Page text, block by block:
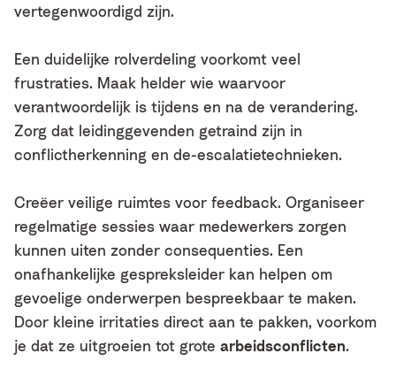
vertegenwoordigd zijn.
Een duidelijke rolverdeling voorkomt veel
frustraties. Maak helder wie waarvoor
verantwoordelijk is tijdens en na de verandering.
Zorg dat leidinggevenden getraind zijn in
conflictherkenning en de-escalatietechnieken.
Creëer veilige ruimtes voor feedback. Organiseer
regelmatige sessies waar medewerkers zorgen
kunnen uiten zonder consequenties. Een
onafhankelijke gespreksleider kan helpen om
gevoelige onderwerpen bespreekbaar te maken.
Door kleine irritaties direct aan te pakken, voorkom
je dat ze uitgroeien tot grote arbeidsconflicten.